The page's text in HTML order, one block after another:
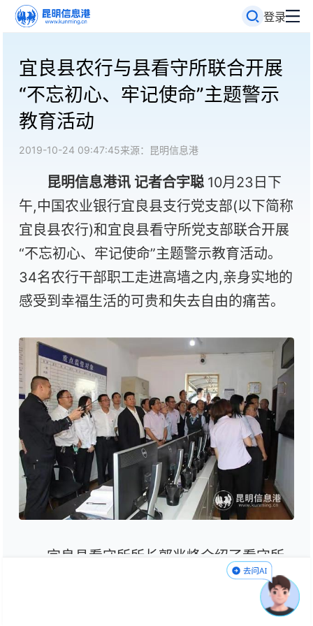
登录
宜良县农行与县看守所联合开展
“不忘初心、牢记使命”主题警示
教育活动
2019-10-24 09:47:45来源：昆明信息港
昆明信息港讯 记者合宇聪 10月23日下
午,中国农业银行宜良县支行党支部(以下简称
宜良县农行)和宜良县看守所党支部联合开展
“不忘初心、牢记使命”主题警示教育活动。
34名农行干部职工走进高墙之内,亲身实地的
感受到幸福生活的可贵和失去自由的痛苦。
宜良县看守所所长郭兆峰介绍了看守所
执法规范化建设、社会开放、人性化管理、
医疗救治、权利保障等方面的工作情况,随后,